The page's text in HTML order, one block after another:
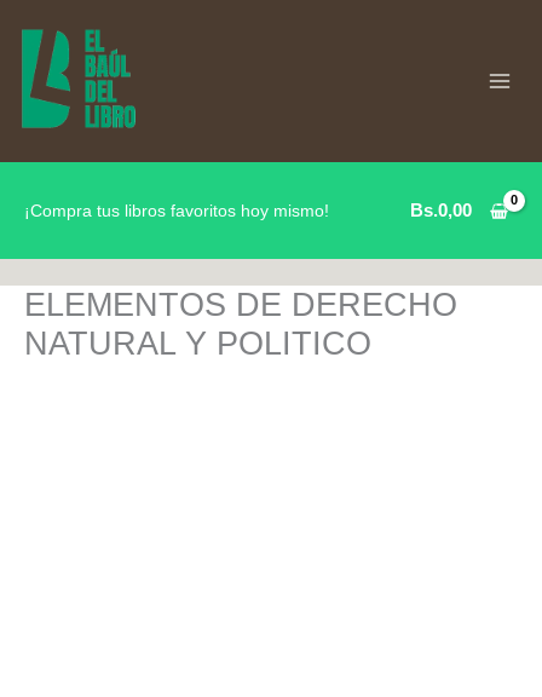
contenido
¡Compra tus libros favoritos hoy mismo! Bs.0,00
ELEMENTOS DE DERECHO
NATURAL Y POLITICO